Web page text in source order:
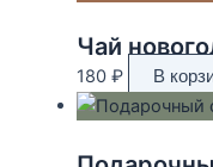
180 ₽ В